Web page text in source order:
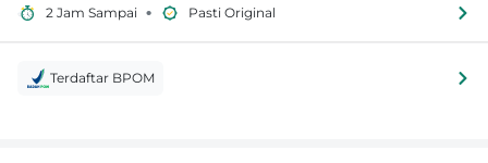
2 Jam Sampai • Pasti Original
Terdaftar BPOM